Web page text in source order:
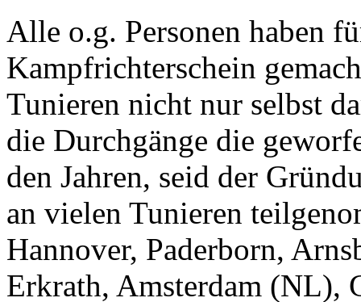
Alle o.g. Personen haben
Kampfrichterschein
Tunieren nicht nur selbst
die Durchgänge die
den Jahren, seid der
an vielen Tunieren
Hannover, Paderborn,
Erkrath, Amsterdam (NL),